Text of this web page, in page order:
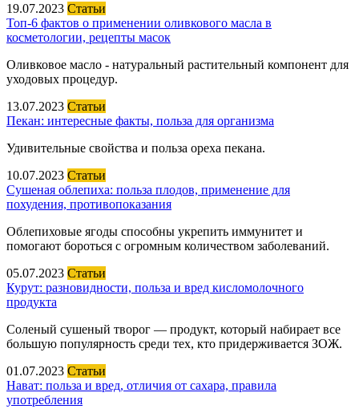
19.07.2023 Статьи
Топ-6 фактов о применении оливкового масла в
косметологии, рецепты масок
Оливковое масло - натуральный растительный компонент для
уходовых процедур.
13.07.2023 Статьи
Пекан: интересные факты, польза для организма
Удивительные свойства и польза ореха пекана.
10.07.2023 Статьи
Сушеная облепиха: польза плодов, применение для
похудения, противопоказания
Облепиховые ягоды способны укрепить иммунитет и
помогают бороться с огромным количеством заболеваний.
05.07.2023 Статьи
Курут: разновидности, польза и вред кисломолочного
продукта
Соленый сушеный творог — продукт, который набирает все
большую популярность среди тех, кто придерживается ЗОЖ.
01.07.2023 Статьи
Нават: польза и вред, отличия от сахара, правила
употребления